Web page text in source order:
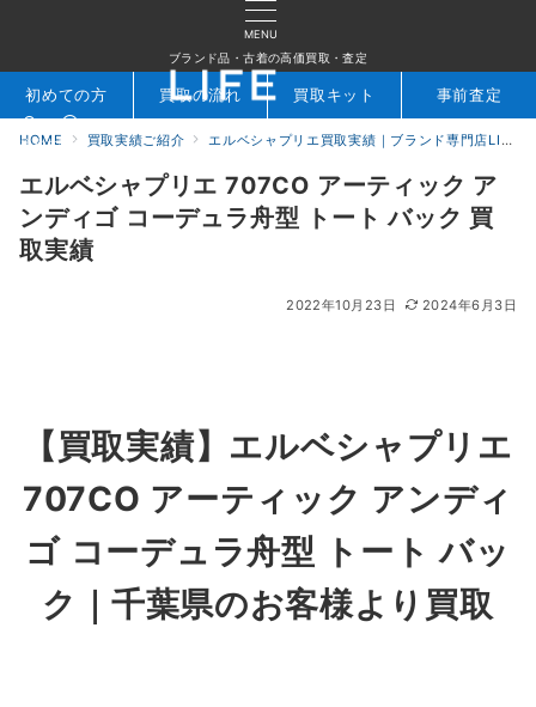
MENU
ブランド品・古着の高価買取・査定
検索 お問合せ
初めての方 買取の流れ 買取キット 事前査定
HOME 買取実績ご紹介 エルベシャプリエ買取実績｜ブランド専門店LIFE
エルベシャプリエ 707CO アーティック ア
ンディゴ コーデュラ舟型 トート バック 買
取実績
2022年10月23日 2024年6月3日
【買取実績】エルベシャプリエ
707CO アーティック アンディ
ゴ コーデュラ舟型 トート バッ
ク｜千葉県のお客様より買取